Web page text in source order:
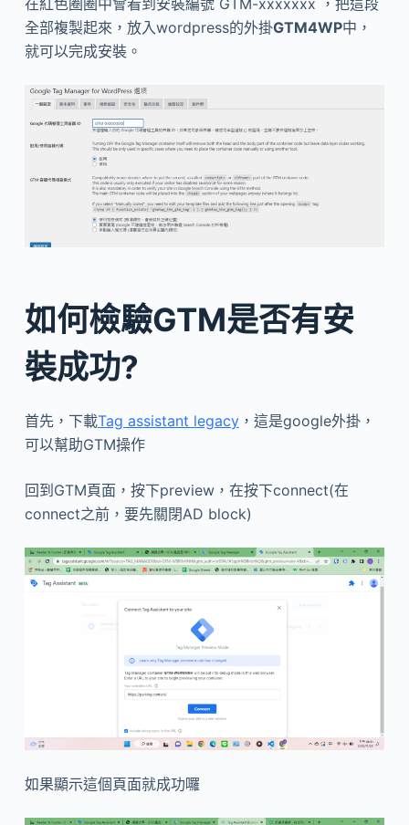
全部複製起來，放入wordpress的外掛GTM4WP中，
就可以完成安裝。
如何檢驗GTM是否有安
裝成功?
首先，下載Tag assistant legacy，這是google外掛，
可以幫助GTM操作
回到GTM頁面，按下preview，在按下connect(在
connect之前，要先關閉AD block)
如果顯示這個頁面就成功囉